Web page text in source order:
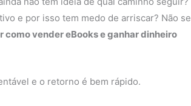
e por isso tem medo de arriscar? Não se
como vender eBooks e ganhar dinheiro
e o retorno é bem rápido.